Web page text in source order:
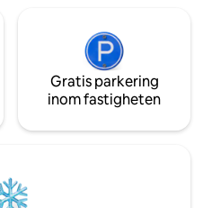
Gratis parkering
inom fastigheten